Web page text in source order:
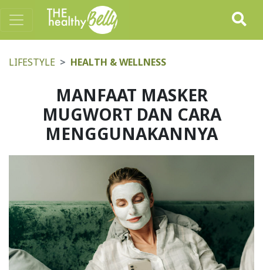
LIFESTYLE HEALTH & WELLNESS
MANFAAT MASKER
MUGWORT DAN CARA
MENGGUNAKANNYA